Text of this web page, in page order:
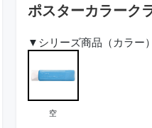
ポスターカラー
▼シリーズ商品（カラー）
空